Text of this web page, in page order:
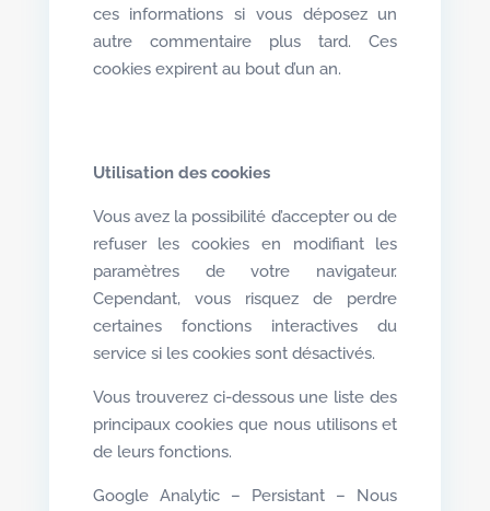
ces informations si vous déposez un
autre commentaire plus tard. Ces
cookies expirent au bout d’un an.
Utilisation des cookies
Vous avez la possibilité d’accepter ou de
refuser les cookies en modifiant les
paramètres de votre navigateur.
Cependant, vous risquez de perdre
certaines fonctions interactives du
service si les cookies sont désactivés.
Vous trouverez ci-dessous une liste des
principaux cookies que nous utilisons et
de leurs fonctions.
Google Analytic – Persistant – Nous